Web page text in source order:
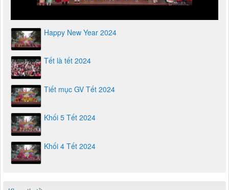
Happy New Year 2024
Tết là tết 2024
Tiết mục GV Tết 2024
Khối 5 Tết 2024
Khối 4 Tết 2024